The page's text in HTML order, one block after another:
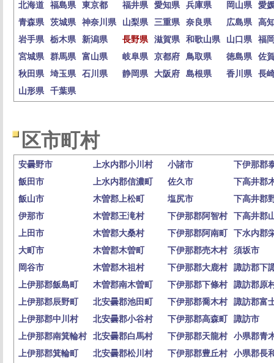
北海道 福島県 東京都 福井県 愛知県 兵庫県 岡山県
愛
青森県
茨城県 神奈川県 山梨県 三重県 奈良県 広島県
高
岩手県
栃木県 新潟県 長野県 滋賀県 和歌山県 山口県
福
宮城県
群馬県 富山県 岐阜県 京都府 鳥取県 徳島県
佐
秋田県
埼玉県 石川県 静岡県 大阪府 島根県 香川県
長
山形県
千葉県
区市町村
安曇野市 上水内郡小川村 小諸市
下伊那郡
飯田市
上水内郡信濃町 佐久市
下高井郡
飯山市
木曽郡上松町 塩尻市
下高井郡
伊那市
木曽郡王滝村 下伊那郡阿智村
下高井郡
上田市
木曽郡大桑村 下伊那郡阿南町
下水内郡
大町市
木曽郡木曽町 下伊那郡売木村
須坂市
岡谷市
木曽郡木祖村 下伊那郡大鹿村
諏訪郡下
上伊那郡飯島町
木曽郡南木曽町 下伊那郡下條村
諏訪郡原
上伊那郡辰野町
北安曇郡池田町 下伊那郡喬木村
諏訪郡富
上伊那郡中川村
北安曇郡小谷村 下伊那郡高森町
諏訪市
上伊那郡南箕輪村
北安曇郡白馬村 下伊那郡天龍村
小県郡青
上伊那郡箕輪町
北安曇郡松川村 下伊那郡豊丘村
小県郡長